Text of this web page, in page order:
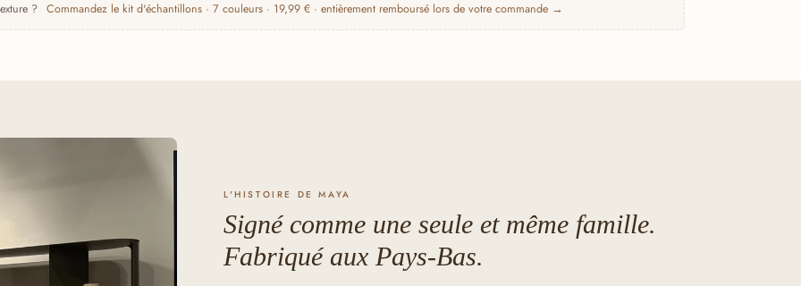
? Commandez le kit d'échantillons · 7 couleurs · 19,99 € · entièrement remboursé lors de votre commande →
L'HISTOIRE DE MAYA
Signé comme une seule et même famille.
Fabriqué aux Pays-Bas.